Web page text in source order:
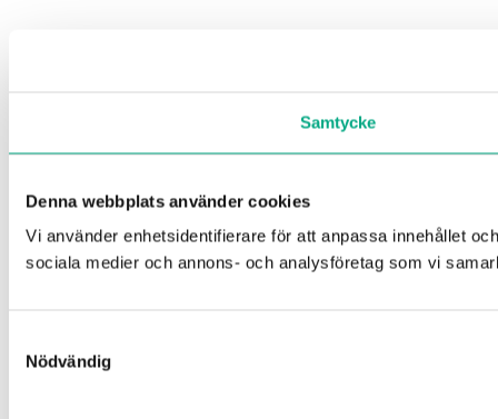
Samtycke
Denna webbplats använder cookies
Vi använder enhetsidentifierare för att anpassa innehållet
sociala medier och annons- och analysföretag som vi
Nödvändig